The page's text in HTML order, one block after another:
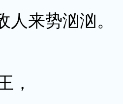
人来势汹汹。
，